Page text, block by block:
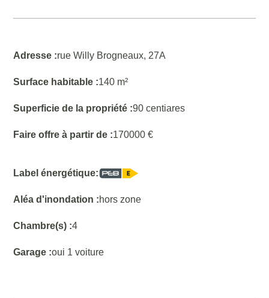
Adresse :rue Willy Brogneaux, 27A
Surface habitable :140 m²
Superficie de la propriété :90 centiares
Faire offre à partir de :170000 €
Label énergétique:
Aléa d'inondation :hors zone
Chambre(s) :4
Garage :oui 1 voiture